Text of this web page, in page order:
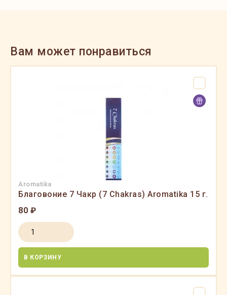
Вам может понравиться
Aromatika
Благовоние 7 Чакр (7 Chakras) Aromatika 15 г.
80 ₽
В КОРЗИНУ